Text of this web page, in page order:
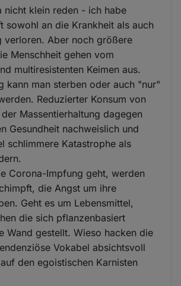
nicht klein reden - ich habe
sowohl an die Krankheit als auch
verloren. Aber noch größere
Menschheit gehen vom
multiresistenten Keimen aus.
kann man sterben oder auch "nur"
Reduzierter Konsum von
Massentierhaltung dagegen
Gesundheit nachweislich und
schlimmere Katastrophe als
Corona-Impfung geht, werden
die Angst um ihre
Geht es um Lebensmittel,
die sich pflanzenbasiert
Wand gestellt. Wieso hacken die
Vokabel absichtsvoll
den egoistischen Karnisten